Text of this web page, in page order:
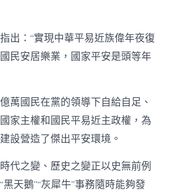
出：“實現中華平易近族偉年夜復
民安居樂業，國家平安是頭等年
萬國民在黨的領導下自給自足、
家主權和國民平易近主政權，為
設營造了傑出平安環境。
代之變、歷史之變正以史無前例
天鵝”“灰犀牛”事務隨時能夠發